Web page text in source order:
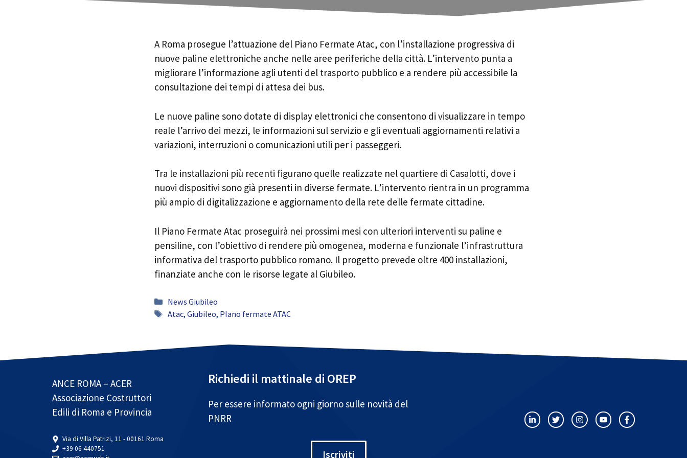
A Roma prosegue l’attuazione del Piano Fermate Atac, con l’installazione progressiva di
nuove paline elettroniche anche nelle aree periferiche della città. L’intervento punta a
migliorare l’informazione agli utenti del trasporto pubblico e a rendere più accessibile la
consultazione dei tempi di attesa dei bus.
Le nuove paline sono dotate di display elettronici che consentono di visualizzare in tempo
reale l’arrivo dei mezzi, le informazioni sul servizio e gli eventuali aggiornamenti relativi a
variazioni, interruzioni o comunicazioni utili per i passeggeri.
Tra le installazioni più recenti figurano quelle realizzate nel quartiere di Casalotti, dove i
nuovi dispositivi sono già presenti in diverse fermate. L’intervento rientra in un programma
più ampio di digitalizzazione e aggiornamento della rete delle fermate cittadine.
Il Piano Fermate Atac proseguirà nei prossimi mesi con ulteriori interventi su paline e
pensiline, con l’obiettivo di rendere più omogenea, moderna e funzionale l’infrastruttura
informativa del trasporto pubblico romano. Il progetto prevede oltre 400 installazioni,
finanziate anche con le risorse legate al Giubileo.
Categorie
News Giubileo
Tag
Atac, Giubileo, PIano fermate ATAC
ANCE ROMA – ACER
Associazione Costruttori
Edili di Roma e Provincia
Via di Villa Patrizi, 11 - 00161 Roma
+39 06 440751
Richiedi il mattinale di OREP
Per essere informato ogni giorno sulle novità del
PNRR
Iscriviti